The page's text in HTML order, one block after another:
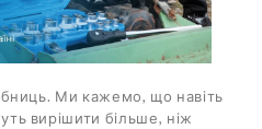
Ми кажемо, що навіть
вирішити більше, ніж